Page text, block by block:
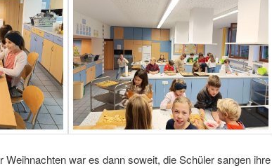
war es dann soweit, die Schüler sangen ihre